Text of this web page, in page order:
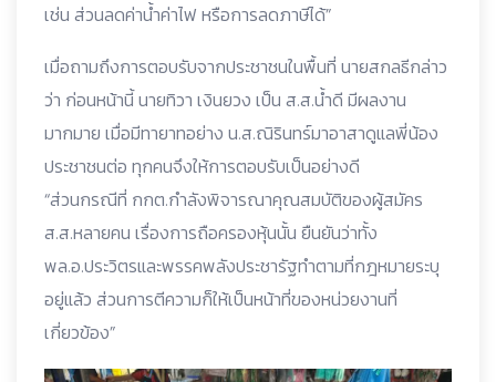
เช่น ส่วนลดค่าน้ำค่าไฟ หรือการลดภาษีได้”
​เมื่อถามถึงการตอบรับจากประชาชนในพื้นที่ นายสกลธีกล่าว
ว่า ก่อนหน้านี้ นายทิวา เงินยวง เป็น ส.ส.น้ำดี มีผลงาน
มากมาย เมื่อมีทายาทอย่าง น.ส.ณิรินทร์มาอาสาดูแลพี่น้อง
ประชาชนต่อ ทุกคนจึงให้การตอบรับเป็นอย่างดี
​“ส่วนกรณีที่ กกต.กำลังพิจารณาคุณสมบัติของผู้สมัคร
ส.ส.หลายคน เรื่องการถือครองหุ้นนั้น ยืนยันว่าทั้ง
พล.อ.ประวิตรและพรรคพลังประชารัฐทำตามที่กฎหมายระบุ
อยู่แล้ว ส่วนการตีความก็ให้เป็นหน้าที่ของหน่วยงานที่
เกี่ยวข้อง”